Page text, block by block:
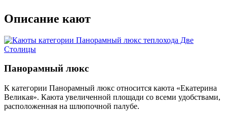
Описание кают
Панорамный люкс
К категории Панорамный люкс относится каюта «Екатерина
Великая». Каюта увеличенной площади со всеми удобствами,
расположенная на шлюпочной палубе.